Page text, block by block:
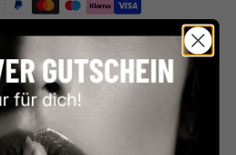
ab €59 in Deutschland
Sicher bezahlen